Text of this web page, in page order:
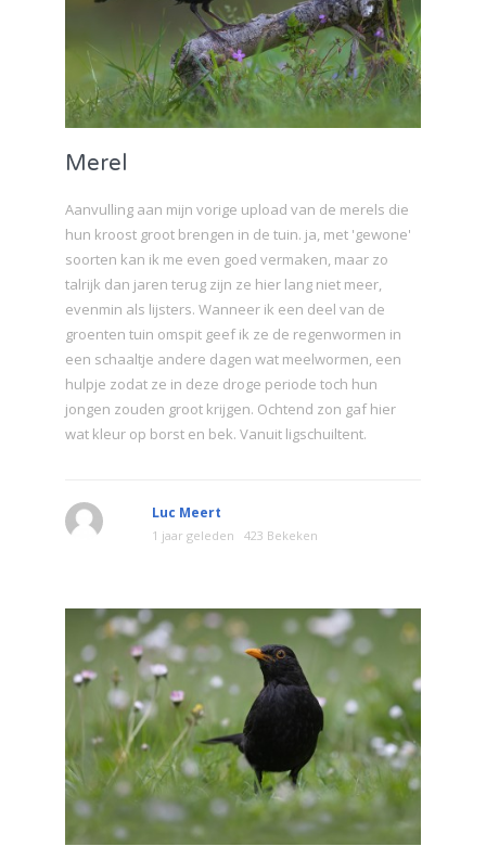
Merel
Aanvulling aan mijn vorige upload van de merels die
hun kroost groot brengen in de tuin. ja, met 'gewone'
soorten kan ik me even goed vermaken, maar zo
talrijk dan jaren terug zijn ze hier lang niet meer,
evenmin als lijsters. Wanneer ik een deel van de
groenten tuin omspit geef ik ze de regenwormen in
een schaaltje andere dagen wat meelwormen, een
hulpje zodat ze in deze droge periode toch hun
jongen zouden groot krijgen. Ochtend zon gaf hier
wat kleur op borst en bek. Vanuit ligschuiltent.
Luc Meert
1 jaar geleden 423 Bekeken